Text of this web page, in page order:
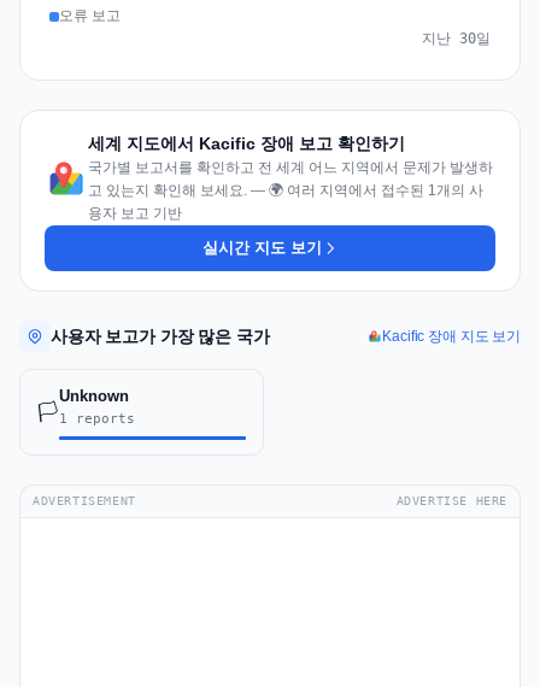
오류 보고
지난 30일
세계 지도에서 Kacific 장애 보고 확인하기
국가별 보고서를 확인하고 전 세계 어느 지역에서 문제가 발생하
고 있는지 확인해 보세요. — 🌍 여러 지역에서 접수된 1개의 사
용자 보고 기반
실시간 지도 보기
사용자 보고가 가장 많은 국가 Kacific 장애 지도 보기
🏳️
Unknown
1 reports
ADVERTISEMENT ADVERTISE HERE